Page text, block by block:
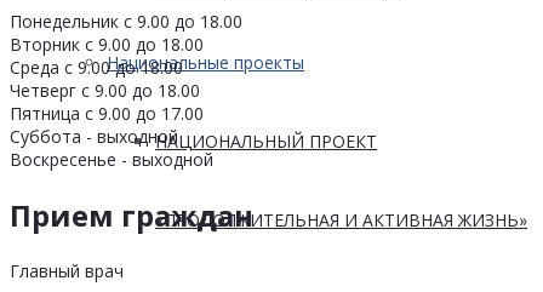
Национальные проекты
НАЦИОНАЛЬНЫЙ ПРОЕКТ
«ПРОДОЛЖИТЕЛЬНАЯ И АКТИВНАЯ ЖИЗНЬ»
Понедельник с 9.00 до 18.00
Вторник с 9.00 до 18.00
Среда с 9.00 до 18.00
Четверг с 9.00 до 18.00
Пятница с 9.00 до 17.00
Суббота - выходной
Воскресенье - выходной
Прием граждан
Главный врач